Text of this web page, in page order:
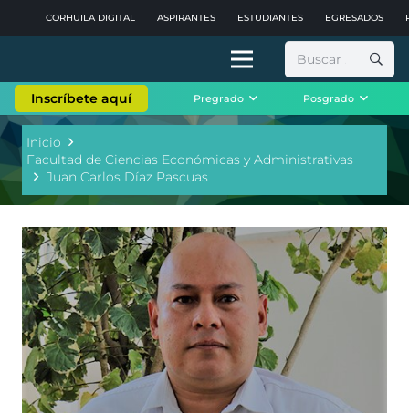
CORHUILA DIGITAL ASPIRANTES ESTUDIANTES EGRESADOS
Buscar:
Inscríbete aquí Pregrado Posgrado
Inicio
Facultad de Ciencias Económicas y Administrativas
Juan Carlos Díaz Pascuas